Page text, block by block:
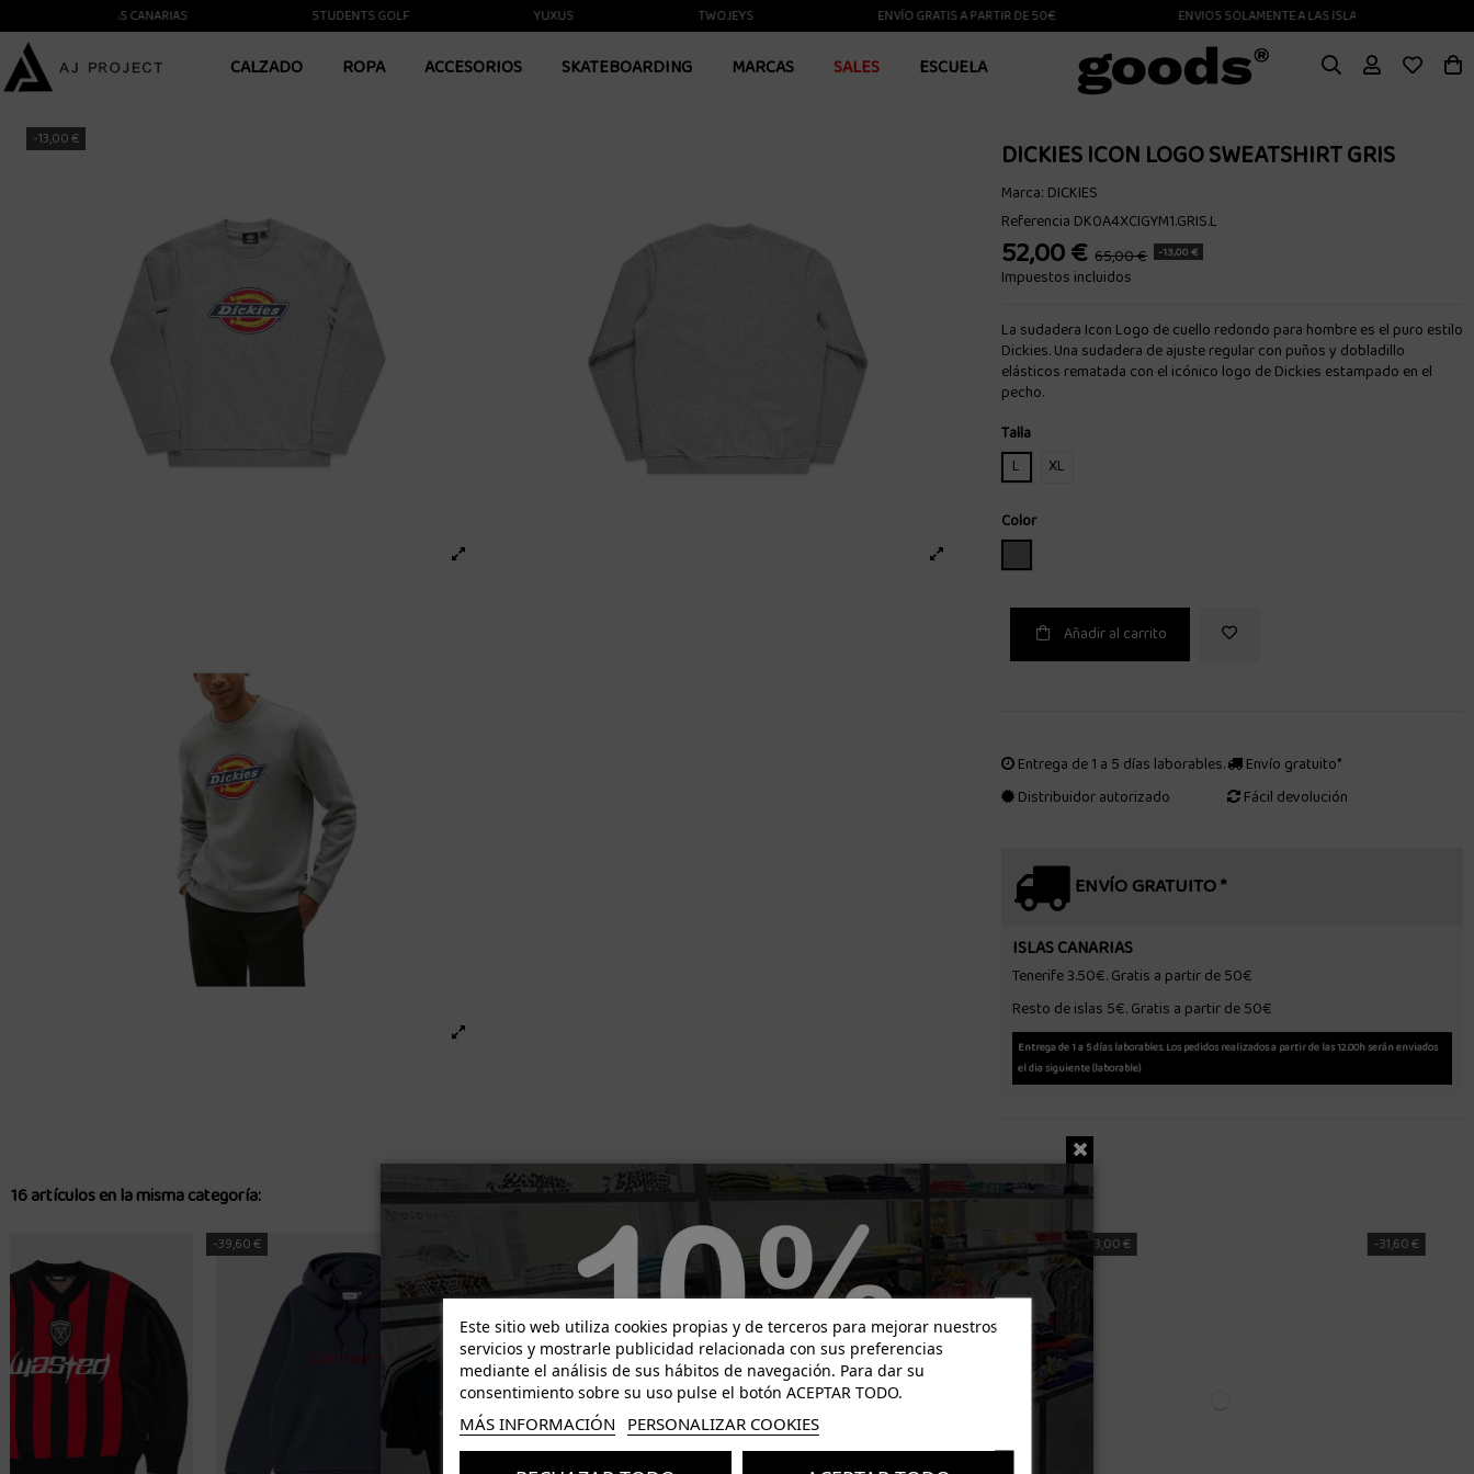
A LAS ISLAS CANARIAS STUDENTS GOLF YUXUS TWOJEYS ENVÍO GRATIS A PARTIR DE 50€ ENVIOS SOLAMENTE A LAS ISLAS CANARIAS
CALZADO ROPA ACCESORIOS SKATEBOARDING MARCAS SALES ESCUELA
-13,00 € DICKIES ICON LOGO SWEATSHIRT GRIS
Marca: DICKIES
Referencia DK0A4XCIGYM1.GRIS.L
52,00 € 65,00 € -13,00 €
Impuestos incluidos
La sudadera Icon Logo de cuello redondo para hombre es el puro estilo
Dickies. Una sudadera de ajuste regular con puños y dobladillo
elásticos rematada con el icónico logo de Dickies estampado en el
pecho.
Talla
L
XL
Color
Añadir al carrito
Entrega de 1 a 5 días laborables.
Distribuidor autorizado
Envío gratuito*
Fácil devolución
ENVÍO GRATUITO *
ISLAS CANARIAS
Tenerife 3.50€. Gratis a partir de 50€
Resto de islas 5€. Gratis a partir de 50€
Entrega de 1 a 5 días laborables. Los pedidos realizados a partir de las 12.00h serán enviados
el dia siguiente (laborable)
16 artículos en la misma categoría:
-13,00 € -31,60 €
Este sitio web utiliza cookies propias y de terceros para mejorar nuestros
servicios y mostrarle publicidad relacionada con sus preferencias
mediante el análisis de sus hábitos de navegación. Para dar su
consentimiento sobre su uso pulse el botón ACEPTAR TODO.
MÁS INFORMACIÓN PERSONALIZAR COOKIES